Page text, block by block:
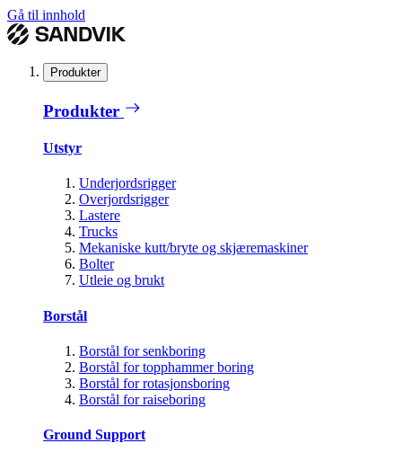
Gå til innhold
Produkter
Produkter
Utstyr
Underjordsrigger
Overjordsrigger
Lastere
Trucks
Mekaniske kutt/bryte og skjæremaskiner
Bolter
Utleie og brukt
Borstål
Borstål for senkboring
Borstål for topphammer boring
Borstål for rotasjonsboring
Borstål for raiseboring
Ground Support